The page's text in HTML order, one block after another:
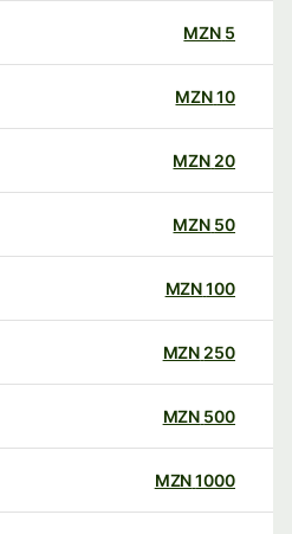
MZN
MZN
20
MZN
50
MZN
100
MZN
250
MZN
500
MZN
1000
MZN